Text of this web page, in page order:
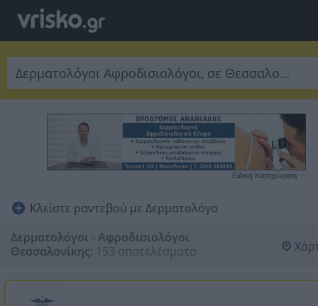
Ειδική Καταχώριση
Κλείστε ραντεβού με Δερματολόγο
Δερματολόγοι - Αφροδισιολόγοι
Θεσσαλονίκης: 153 αποτελέσματα